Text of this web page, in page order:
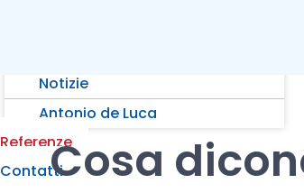
Notizie
Antonio de Luca
Referenze
ContattiCosa